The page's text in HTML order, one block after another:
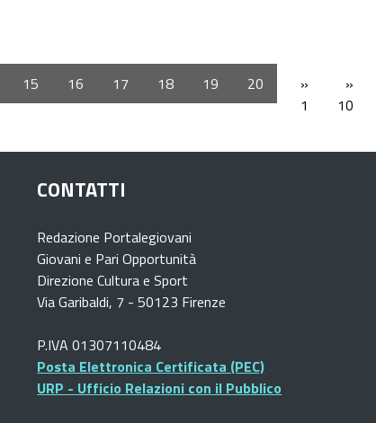
15 16 17 18 19 20
»
1
»
10
CONTATTI
Redazione Portalegiovani
Giovani e Pari Opportunità
Direzione Cultura e Sport
Via Garibaldi, 7 - 50123 Firenze
P.IVA 01307110484
Posta Elettronica Certificata (PEC)
URP - Ufficio Relazioni con il Pubblico